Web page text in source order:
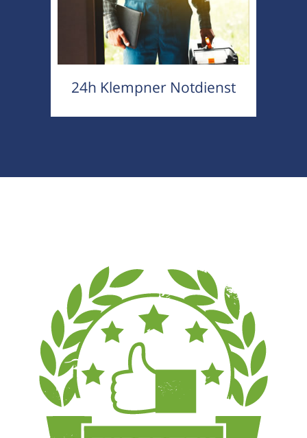
24h Klempner Notdienst